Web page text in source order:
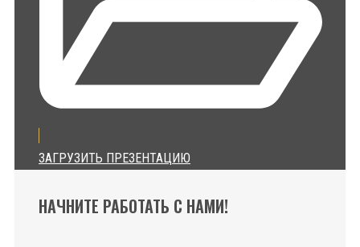
ЗАГРУЗИТЬ ПРЕЗЕНТАЦИЮ
НАЧНИТЕ РАБОТАТЬ С НАМИ!